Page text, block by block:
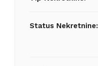
Status Nekretnine: